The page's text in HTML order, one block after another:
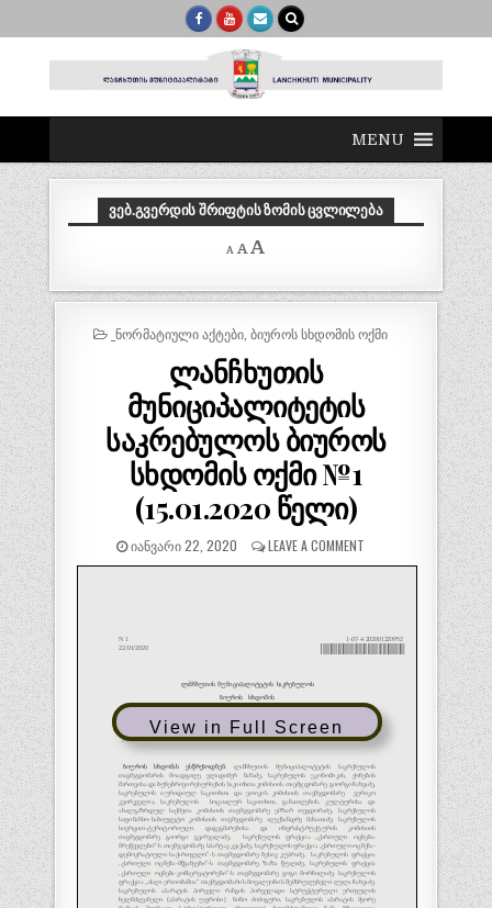
MENU
ᲕᲔᲑ.ᲒᲕᲔᲠᲓᲘᲡ ᲨᲠᲘᲤᲢᲘᲡ ᲖᲝᲛᲘᲡ ᲪᲕᲚᲘᲚᲔᲑᲐ
A
Decrease
font
A Reset
A
size.
POSTED
_ᲜᲝᲠᲛᲐᲢᲘᲣᲚᲘ ᲐᲥᲢᲔᲑᲘ, ᲑᲘᲣᲠᲝᲡ ᲡᲮᲓᲝᲛᲘᲡ ᲝᲥᲛᲘ
ლანჩხუთის
მუნიციპალიტეტის
საკრებულოს ბიუროს
სხდომის ოქმი №1
(15.01.2020 წელი)
ᲘᲐᲜᲕᲐᲠᲘ 22, 2020 LEAVE A COMMENT
View in Full Screen